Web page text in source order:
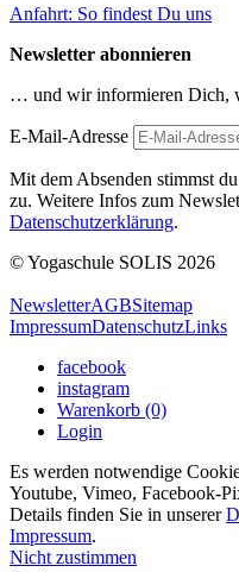
Anfahrt: So findest Du uns
Newsletter abonnieren
… und wir informieren Dich,
E-Mail-Adresse
Mit dem Absenden stimmst
zu. Weitere Infos zum
Datenschutzerklärung.
© Yogaschule SOLIS 2026
NewsletterAGBSitemap
ImpressumDatenschutzLinks
facebook
instagram
Warenkorb (0)
Login
Es werden notwendige
Youtube, Vimeo, Facebook-
Details finden Sie in unserer
Impressum.
Nicht zustimmen